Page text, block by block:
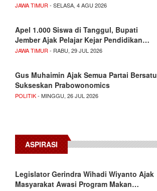
JAWA TIMUR - SELASA, 4 AGU 2026
Apel 1.000 Siswa di Tanggul, Bupati
Jember Ajak Pelajar Kejar Pendidikan…
JAWA TIMUR - RABU, 29 JUL 2026
Gus Muhaimin Ajak Semua Partai Bersatu
Sukseskan Prabowonomics
POLITIK- MINGGU, 26 JUL 2026
ASPIRASI
Legislator Gerindra Wihadi Wiyanto Ajak
Masyarakat Awasi Program Makan…